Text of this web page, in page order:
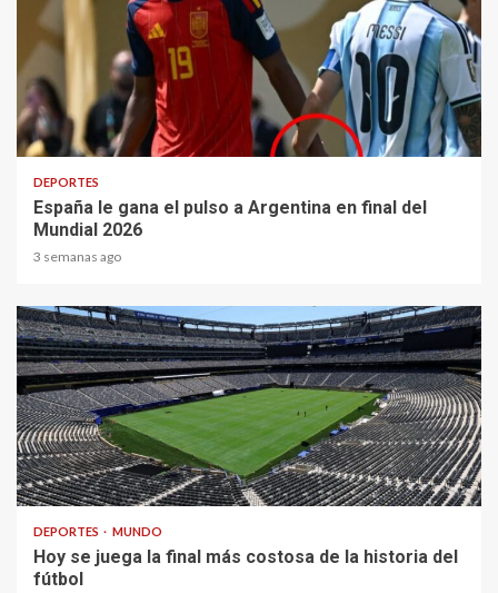
1 min read
DEPORTES
España le gana el pulso a Argentina en final del
Mundial 2026
3 semanas ago
1 min read
DEPORTES MUNDO
Hoy se juega la final más costosa de la historia del
fútbol